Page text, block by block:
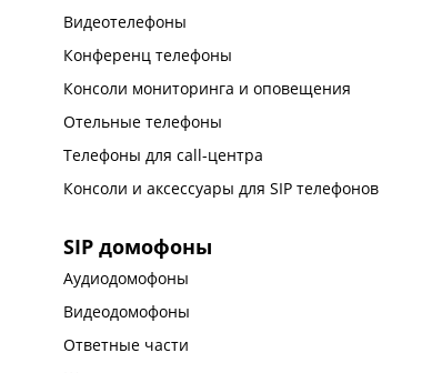
Видеотелефоны
Конференц телефоны
Консоли мониторинга и оповещения
Отельные телефоны
Телефоны для call-центра
Консоли и аксессуары для SIP телефонов
SIP домофоны
Аудиодомофоны
Видеодомофоны
Ответные части